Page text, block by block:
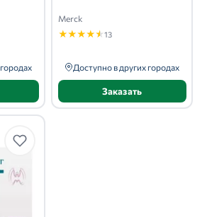
Merck
★★★★★13
Доступно в других городах
Заказать